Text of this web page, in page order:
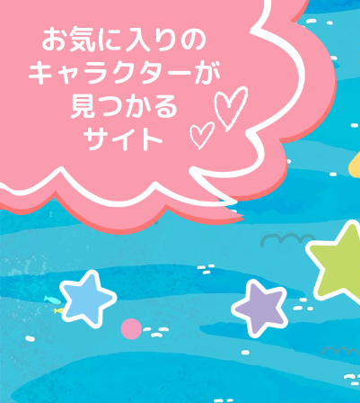
お気に入りの
キャラクターが
見つかる
サイト